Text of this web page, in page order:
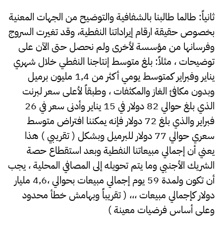
ثانياً: طالما طالبنا بالشفافية والتوضيح من الجهات المعنية
بخصوص حقيقة ارقام إيراداتنا النفطية، وقد تغيرت السروج
وفرسانها من مؤسسة لأخرى ولم نحصل حتى الآن على
توضيحات ، مثلاً: بلغ متوسط إنتاجنا النفطي خلال شهري
يناير وفبراير كمتوسط يومي أكثر من 1,4 مليون برميل
وبدون مكافئ الغاز والمكثفات ، وطبقاً لأعلى سعر لبرنت
الذي بلغ حوالي 82 دولار في 15 يناير وأدنى سعر في 26
فبراير والذي بلغ 72 دولار فإنه يمكننا افتراض متوسط
سعري حوالي 77 دولار للبرميل وبشكل ( تقريبي ) هذا
يعني أن إجمالي مبيعاتنا النفطية وبعد استقطاع حصة
الشريك الأجنبي وما يتم تحويله إلى المصافي المحلية ، يجب
أن تكون ولمدة 59 يوم إجمالي مبيعات بحوالي ،4,6 مليار
دولار كإجمالي مبيعات ،،، ( تقريباً وبهامش خطأ محدود
وعلى أساس فرضيات معينة )